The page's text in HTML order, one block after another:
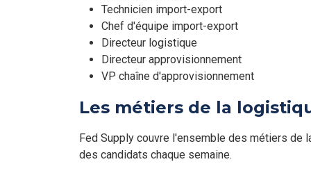
Technicien import-export
Chef d'équipe import-export
Directeur logistique
Directeur approvisionnement
VP chaîne d'approvisionnement
Les métiers de la
Fed Supply couvre l'ensemble des métiers de
des candidats chaque semaine.